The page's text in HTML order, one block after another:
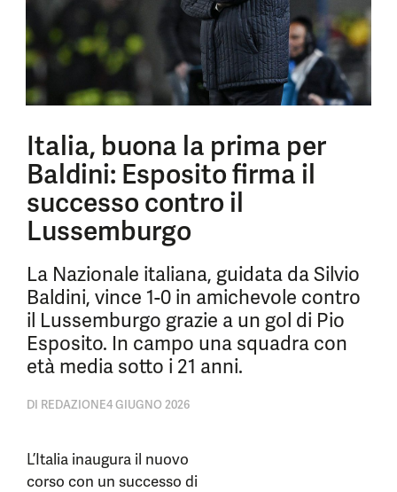
Italia, buona la prima per
Baldini: Esposito firma il
successo contro il
Lussemburgo
La Nazionale italiana, guidata da Silvio
Baldini, vince 1-0 in amichevole contro
il Lussemburgo grazie a un gol di Pio
Esposito. In campo una squadra con
età media sotto i 21 anni.
DI REDAZIONE4 GIUGNO 2026
L’Italia inaugura il nuovo
corso con un successo di